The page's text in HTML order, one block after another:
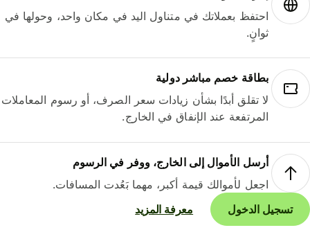
احتفظ بعملاتك في متناول اليد في مكان واحد، وحولها في
ثوانٍ.
بطاقة خصم مباشر دولية
لا تقلق أبدًا بشأن زيادات سعر الصرف، أو رسوم المعاملات
المرتفعة عند الإنفاق في الخارج.
أرسل الأموال إلى الخارج، ووفر في الرسوم
اجعل لأموالك قيمة أكبر، مهما بَعُدت المسافات.
تسجيل الدخول
معرفة المزيد